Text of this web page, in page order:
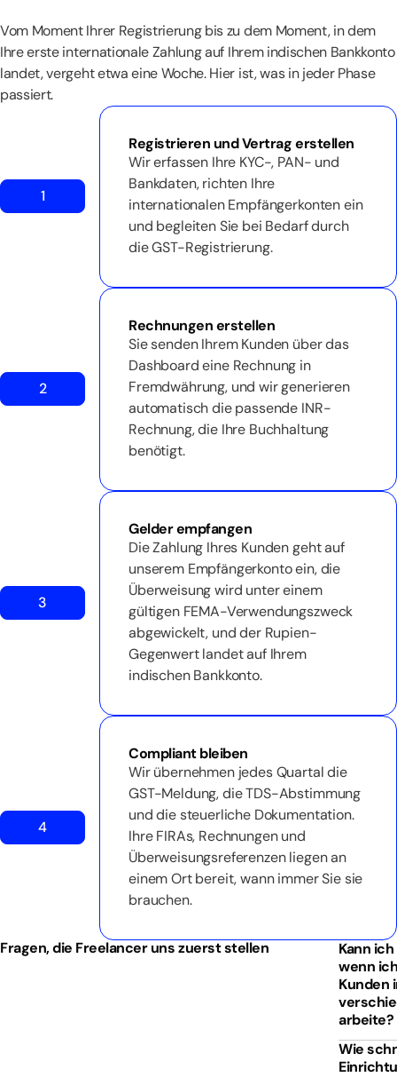
Vom Moment Ihrer Registrierung bis zu dem Moment, in dem
Ihre erste internationale Zahlung auf Ihrem indischen Bankkonto
landet, vergeht etwa eine Woche. Hier ist, was in jeder Phase
passiert.
1
Registrieren und Vertrag erstellen
Wir erfassen Ihre KYC-, PAN- und
Bankdaten, richten Ihre
internationalen Empfängerkonten ein
und begleiten Sie bei Bedarf durch
die GST-Registrierung.
2
Rechnungen erstellen
Sie senden Ihrem Kunden über das
Dashboard eine Rechnung in
Fremdwährung, und wir generieren
automatisch die passende INR-
Rechnung, die Ihre Buchhaltung
benötigt.
3
Gelder empfangen
Die Zahlung Ihres Kunden geht auf
unserem Empfängerkonto ein, die
Überweisung wird unter einem
gültigen FEMA-Verwendungszweck
abgewickelt, und der Rupien-
Gegenwert landet auf Ihrem
indischen Bankkonto.
4
Compliant bleiben
Wir übernehmen jedes Quartal die
GST-Meldung, die TDS-Abstimmung
und die steuerliche Dokumentation.
Ihre FIRAs, Rechnungen und
Überweisungsreferenzen liegen an
einem Ort bereit, wann immer Sie sie
brauchen.
Fragen, die Freelancer uns zuerst stellen
Kann
wenn
Kunden
arbeite?
Wie